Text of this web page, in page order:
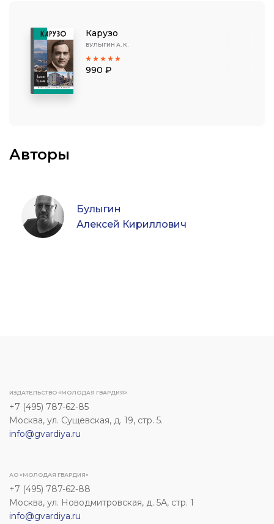
Карузо
БУЛЫГИН А. К.
990 ₽
Авторы
Булыгин
Алексей Кириллович
ИЗДАТЕЛЬСТВО «МОЛОДАЯ ГВАРДИЯ»
+7 (495) 787-62-85
Москва, ул. Сущевская, д. 19, стр. 5.
info@gvardiya.ru
АО «МОЛОДАЯ ГВАРДИЯ»
+7 (495) 787-62-88
Москва, ул. Новодмитровская, д. 5А, стр. 1
info@gvardiya.ru